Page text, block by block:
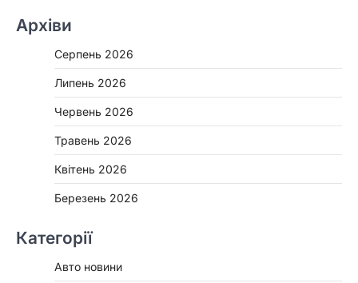
Архіви
Серпень 2026
Липень 2026
Червень 2026
Травень 2026
Квітень 2026
Березень 2026
Категорії
Авто новини